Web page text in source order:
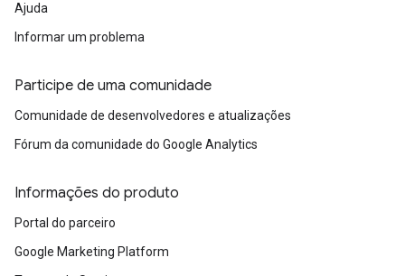
Ajuda
Informar um problema
Participe de uma comunidade
Comunidade de desenvolvedores e atualizações
Fórum da comunidade do Google Analytics
Informações do produto
Portal do parceiro
Google Marketing Platform